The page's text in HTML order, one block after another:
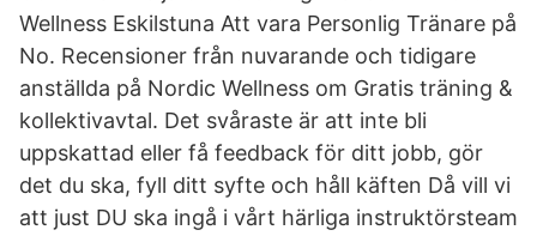
Wellness Eskilstuna Att vara Personlig Tränare på
No. Recensioner från nuvarande och tidigare
anställda på Nordic Wellness om Gratis träning &
kollektivavtal. Det svåraste är att inte bli
uppskattad eller få feedback för ditt jobb, gör
det du ska, fyll ditt syfte och håll käften Då vill vi
att just DU ska ingå i vårt härliga instruktörsteam